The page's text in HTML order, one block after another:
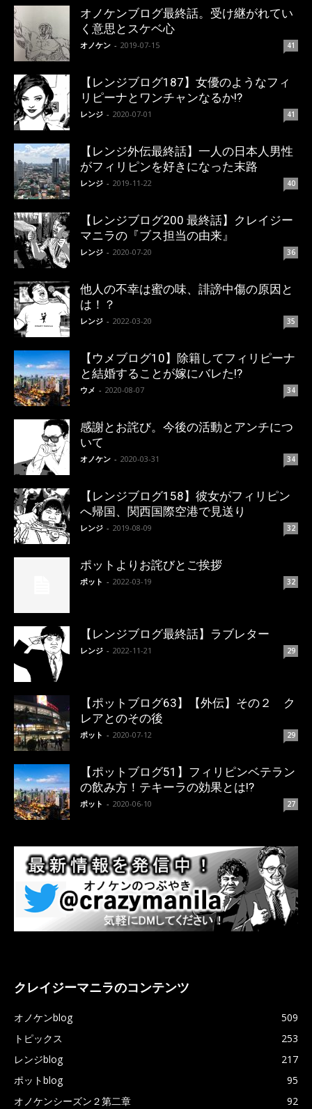
オノケンブログ最終話。受け継がれてい
く意思とスケベ心
オノケン - 2019-07-15 41
【レンジブログ187】女優のようなフィ
リピーナとワンチャンなるか!?
レンジ - 2020-07-01 41
【レンジ外伝最終話】一人の日本人男性
がフィリピンを好きになった末路
レンジ - 2019-11-22 40
【レンジブログ200 最終話】クレイジー
マニラの『ブス担当の由来』
レンジ - 2020-07-20 36
他人の不幸は蜜の味、誹謗中傷の原因と
は！？
レンジ - 2022-03-20 35
【ウメブログ10】除籍してフィリピーナ
と結婚することが嫁にバレた!?
ウメ - 2020-08-07 34
感謝とお詫び。今後の活動とアンチにつ
いて
オノケン - 2020-03-31 34
【レンジブログ158】彼女がフィリピン
へ帰国、関西国際空港で見送り
レンジ - 2019-08-09 32
ポットよりお詫びとご挨拶
ポット - 2022-03-19 32
【レンジブログ最終話】ラブレター
レンジ - 2022-11-21 29
【ポットブログ63】【外伝】その２ ク
レアとのその後
ポット - 2020-07-12 29
【ポットブログ51】フィリピンベテラン
の飲み方！テキーラの効果とは!?
ポット - 2020-06-10 27
クレイジーマニラのコンテンツ
オノケンblog
509
トピックス
253
レンジblog
217
ポットblog
95
オノケンシーズン２第二章
92